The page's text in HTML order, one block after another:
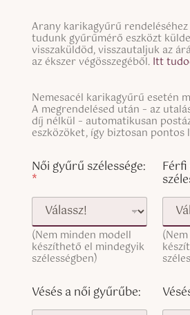
g
l
e
L
n
e
T
e
t
S
i
n
g
e
L
i
n
e
e
x
t
c
o
p
y
Arany karikagyűrű
tudunk gyűrűmérő eszközt
visszaküldöd, visszautaljuk az
az ékszer végösszegéből. Itt
S
i
n
g
e
L
n
T
e
x
t
c
o
Nemesacél karikagyűrű esetén
A megrendelésed után – az
díj nélkül – automatikusan
eszközöket, így biztosan pontos
Női gyűrű szélessége:
*
(Nem minden modell
készíthető el mindegyik
szélességben)
Vésés a női gyűrűbe: